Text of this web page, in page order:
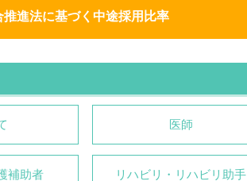
推進法に基づく中途採用比率
医師
補助者 リハビリ・リハビリ助⼿